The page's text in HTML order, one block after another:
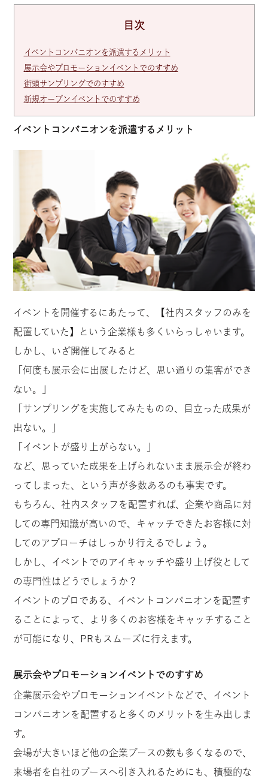
目次
イベントコンパニオンを派遣するメリット
展示会やプロモーションイベントでのすすめ
街頭サンプリングでのすすめ
新規オープンイベントでのすすめ
イベントコンパニオンを派遣するメリット
イベントを開催するにあたって、【社内スタッフのみを
配置していた】という企業様も多くいらっしゃいます。
しかし、いざ開催してみると
「何度も展示会に出展したけど、思い通りの集客ができ
ない。」
「サンプリングを実施してみたものの、目立った成果が
出ない。」
「イベントが盛り上がらない。」
など、思っていた成果を上げられないまま展示会が終わ
ってしまった、という声が多数あるのも事実です。
もちろん、社内スタッフを配置すれば、企業や商品に対
しての専門知識が高いので、キャッチできたお客様に対
してのアプローチはしっかり行えるでしょう。
しかし、イベントでのアイキャッチや盛り上げ役として
の専門性はどうでしょうか？
イベントのプロである、イベントコンパニオンを配置す
ることによって、より多くのお客様をキャッチすること
が可能になり、PRもスムーズに行えます。
展示会やプロモーションイベントでのすすめ
企業展示会やプロモーションイベントなどで、イベント
コンパニオンを配置すると多くのメリットを生み出しま
す。
会場が大きいほど他の企業ブースの数も多くなるので、
来場者を自社のブースへ引き入れるためにも、積極的な